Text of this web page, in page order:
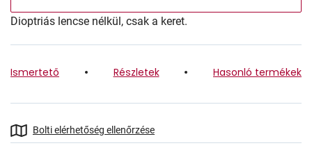
Dioptriás lencse nélkül, csak a keret.
Ismertető Részletek Hasonló termékek
Bolti elérhetőség ellenőrzése